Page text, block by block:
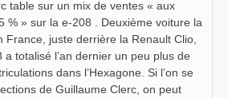
table sur un mix de ventes « aux
% » sur la e-208 . Deuxième voiture la
France, juste derrière la Renault Clio,
a totalisé l’an dernier un peu plus de
dans l’Hexagone. Si l’on se
de Guillaume Clerc, on peut